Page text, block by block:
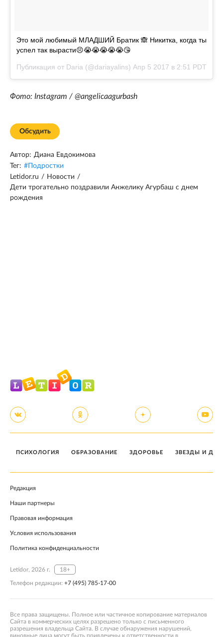
Это мой любимый МЛАДШИЙ Братик 🙈 Никитка, когда ты
успел так вырасти😣😭😭😭😭😭😘
Публикация от Daria (@dariayalins) Апр 5 2017 в 2:51 PDT
Фото: Instagram / @angelicaagurbash
Обсудить
Автор: Диана Евдокимова
Тег: # Подростки
Letidor.ru / Новости /
Дети трогательно поздравили Анжелику Агурбаш с днем
рождения
ПСИХОЛОГИЯ ОБРАЗОВАНИЕ ЗДОРОВЬЕ ЗВЕЗДЫ И
Редакция
Наши партнеры
Правовая информация
Условия использования
Политика конфиденциальности
Letidor, 2026 г. 18+
Телефон редакции: +7 (495) 785-17-00
Все права защищены. Полное или частичное копирование материалов
Сайта в коммерческих целях разрешено только с письменного
разрешения владельца Сайта. В случае обнаружения нарушений,
виновные лица могут быть привлечены к ответственности в